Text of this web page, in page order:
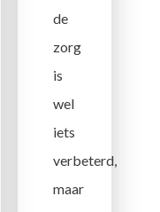
de
zorg
is
wel
iets
verbeterd,
maar